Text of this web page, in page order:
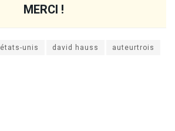
MERCI !
états-unis david hauss auteurtrois